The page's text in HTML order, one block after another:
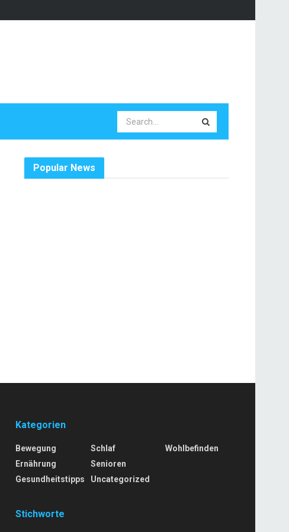
Popular News
Kategorien
Bewegung
Ernährung
Gesundheitstipps
Schlaf
Senioren
Uncategorized
Wohlbefinden
Stichworte